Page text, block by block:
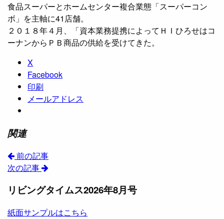
食品スーパーとホームセンター複合業態「スーパーコン
ボ」を主軸に41店舗。
２０１８年４月、「資本業務提携によってＨＩひろせはコ
ーナンからＰＢ商品の供給を受けてきた。
X
Facebook
印刷
メールアドレス
関連
前の記事
次の記事
リビングタイムス2026年8月号
紙面サンプルはこちら